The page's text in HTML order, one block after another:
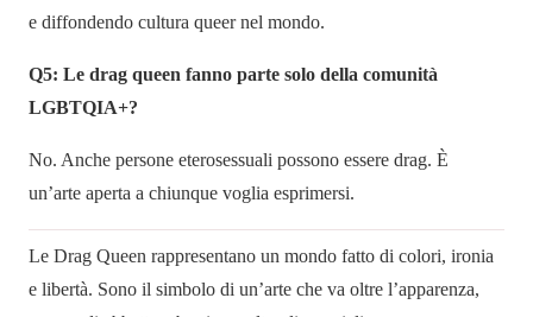
e diffondendo cultura queer nel mondo.
Q5: Le drag queen fanno parte solo della comunità
LGBTQIA+?
No. Anche persone eterosessuali possono essere drag. È
un’arte aperta a chiunque voglia esprimersi.
Le Drag Queen rappresentano un mondo fatto di colori, ironia
e libertà. Sono il simbolo di un’arte che va oltre l’apparenza,